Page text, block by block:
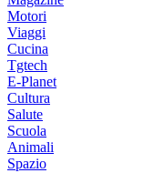
Motori
Viaggi
Cucina
Tgtech
E-Planet
Cultura
Salute
Scuola
Animali
Spazio